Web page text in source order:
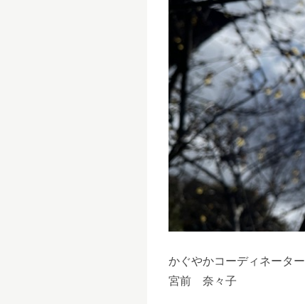
かぐやかコーディネーター
宮前 奈々子